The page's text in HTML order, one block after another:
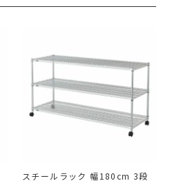
スチールラック 幅180cm 3段